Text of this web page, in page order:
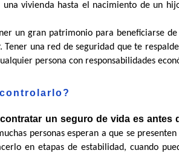
una vivienda hasta el nacimiento de un
un gran patrimonio para beneficiarse
Tener una red de seguridad que te
persona con responsabilidades
un seguro de vida es antes
personas esperan a que se
en etapas de estabilidad, cuando